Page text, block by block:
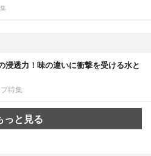
浸透力！味の違いに衝撃を受ける水と
特集
っと見る